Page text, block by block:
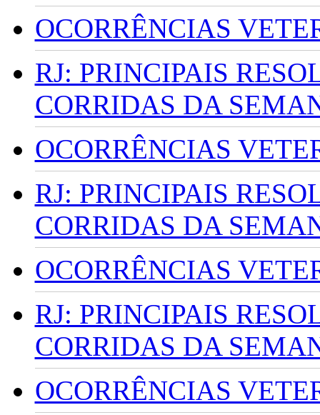
OCORRÊNCIAS
RJ: PRINCIPAIS
CORRIDAS DA
OCORRÊNCIAS
RJ: PRINCIPAIS
CORRIDAS DA
OCORRÊNCIAS
RJ: PRINCIPAIS
CORRIDAS DA
OCORRÊNCIAS